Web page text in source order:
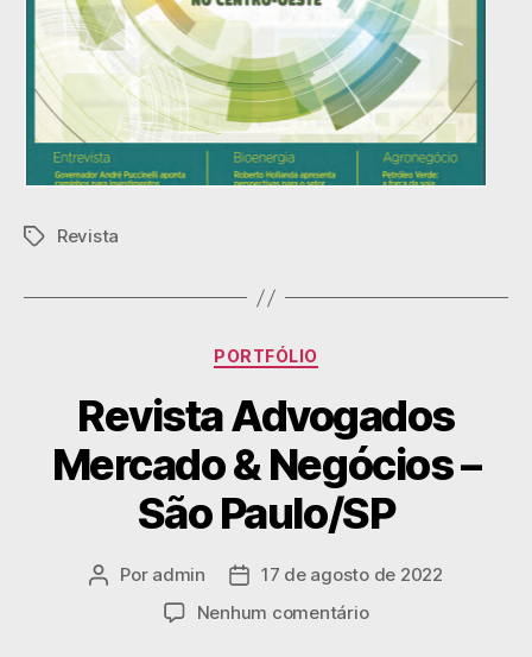
Revista
PORTFÓLIO
Revista Advogados
Mercado & Negócios –
São Paulo/SP
Por admin
17 de agosto de 2022
Nenhum comentário